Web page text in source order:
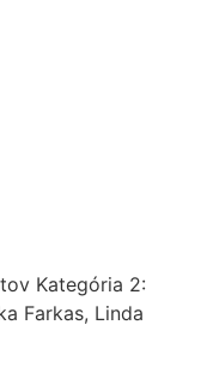
Kategória 2:
Farkas, Linda